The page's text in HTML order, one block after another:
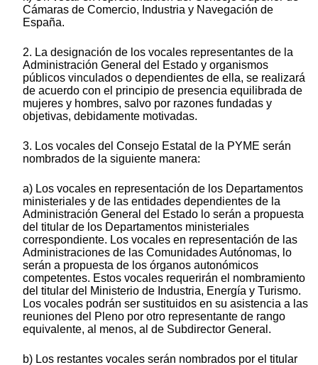
Cámaras de Comercio, Industria y Navegación de
España.
2. La designación de los vocales representantes de la
Administración General del Estado y organismos
públicos vinculados o dependientes de ella, se realizará
de acuerdo con el principio de presencia equilibrada de
mujeres y hombres, salvo por razones fundadas y
objetivas, debidamente motivadas.
3. Los vocales del Consejo Estatal de la PYME serán
nombrados de la siguiente manera:
a) Los vocales en representación de los Departamentos
ministeriales y de las entidades dependientes de la
Administración General del Estado lo serán a propuesta
del titular de los Departamentos ministeriales
correspondiente. Los vocales en representación de las
Administraciones de las Comunidades Autónomas, lo
serán a propuesta de los órganos autonómicos
competentes. Estos vocales requerirán el nombramiento
del titular del Ministerio de Industria, Energía y Turismo.
Los vocales podrán ser sustituidos en su asistencia a las
reuniones del Pleno por otro representante de rango
equivalente, al menos, al de Subdirector General.
b) Los restantes vocales serán nombrados por el titular